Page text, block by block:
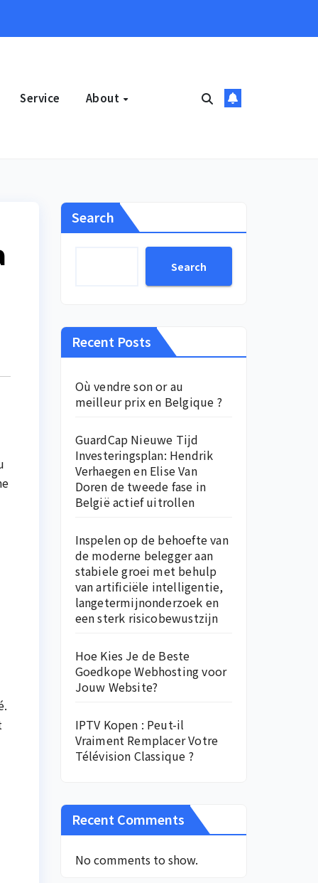
Service About
Search
Search
Recent Posts
Où vendre son or au
meilleur prix en Belgique ?
GuardCap Nieuwe Tijd
Investeringsplan: Hendrik
Verhaegen en Elise Van
Doren de tweede fase in
België actief uitrollen
Inspelen op de behoefte van
de moderne belegger aan
stabiele groei met behulp
van artificiële intelligentie,
langetermijnonderzoek en
een sterk risicobewustzijn
Hoe Kies Je de Beste
Goedkope Webhosting voor
Jouw Website?
IPTV Kopen : Peut-il
Vraiment Remplacer Votre
Télévision Classique ?
Recent Comments
No comments to show.